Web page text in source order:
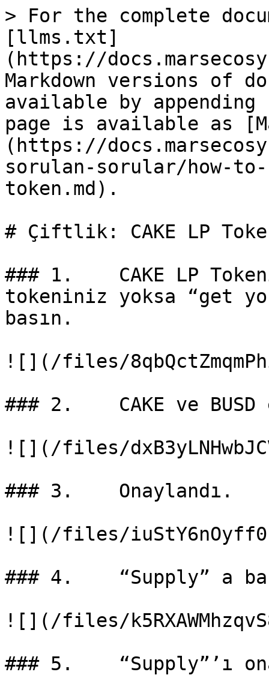
> For the complete
[llms.txt]
(https://
Markdown versions of
available by
page is available as
(https://
sorulan-sorular/how-
token.md).
# Çiftlik: CAKE LP
### 1.    CAKE LP
tokeniniz yoksa “get
basın.
![](/files/
### 2.    CAKE ve
![](/files/
### 3.    Onaylandı.
![](/files/
### 4.    “Supply” a
![](/files/
### 5.    “Supply”’ı